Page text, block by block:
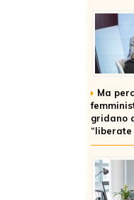
Ma
gridano
“liberate